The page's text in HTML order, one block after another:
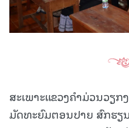
ສະເພາະແຂວງຄໍາມ່ວນວຽ
ມັດທະຍົມຕອນປາຍ ສົກຮຽນ